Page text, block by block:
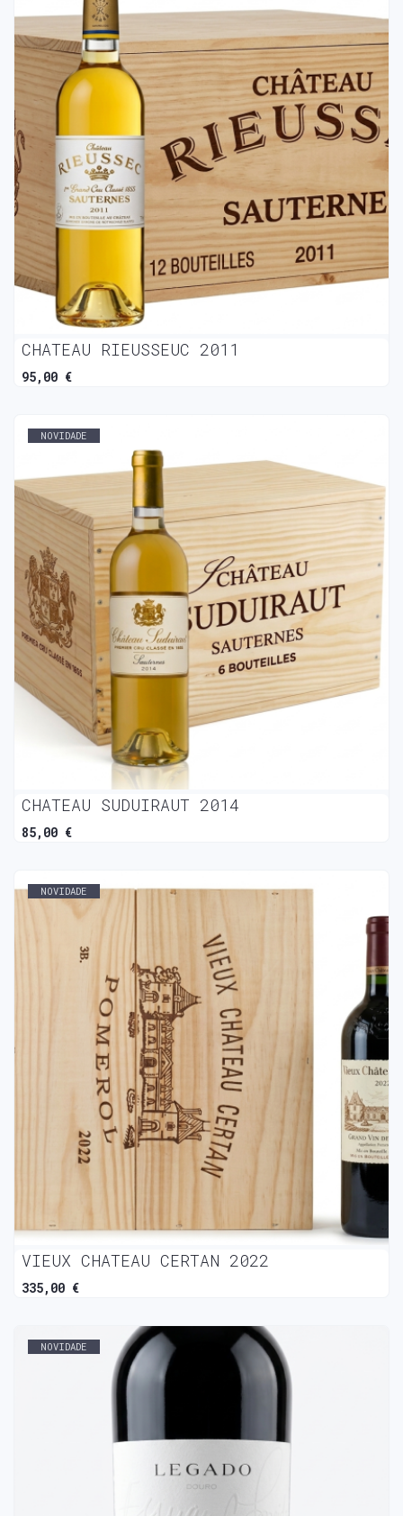
CHATEAU RIEUSSEUC 2011
95,00 €
NOVIDADE
CHATEAU SUDUIRAUT 2014
85,00 €
NOVIDADE
VIEUX CHATEAU CERTAN 2022
335,00 €
NOVIDADE